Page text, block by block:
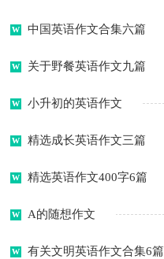
中国英语作文合集六篇
关于野餐英语作文九篇
小升初的英语作文
精选成长英语作文三篇
精选英语作文400字6篇
A的随想作文
有关文明英语作文合集6篇